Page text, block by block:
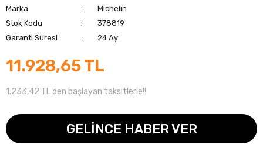
Marka
Michelin
Stok Kodu
378819
Garanti Süresi
24 Ay
11.928,65 TL
1.233,42 TL den başlayan taksitlerle!!
GELİNCE HABER VER